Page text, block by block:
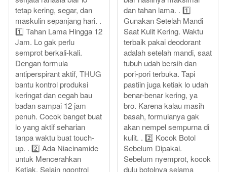
tetap kering, segar, dan
maskulin sepanjang hari. .
1️⃣ Tahan Lama Hingga 12
Jam. Lo gak perlu
semprot berkali-kali.
Dengan formula
antiperspirant aktif, THUG
bantu kontrol produksi
keringat dan cegah bau
badan sampai 12 jam
penuh. Cocok banget buat
lo yang aktif seharian
tanpa waktu buat touch-
up. . 2️⃣ Ada Niacinamide
untuk Mencerahkan
Ketiak. Selain ngontrol
dan tahan lama. . 1️⃣
Gunakan Setelah Mandi
Saat Kulit Kering. Waktu
terbaik pakai deodorant
adalah setelah mandi, saat
tubuh udah bersih dan
pori-pori terbuka. Tapi
pastiin juga ketiak lo udah
benar-benar kering, ya
bro. Karena kalau masih
basah, formulanya gak
akan nempel sempurna di
kulit. . 2️⃣ Kocok Botol
Sebelum Dipakai.
Sebelum nyemprot, kocok
dulu botolnya selama